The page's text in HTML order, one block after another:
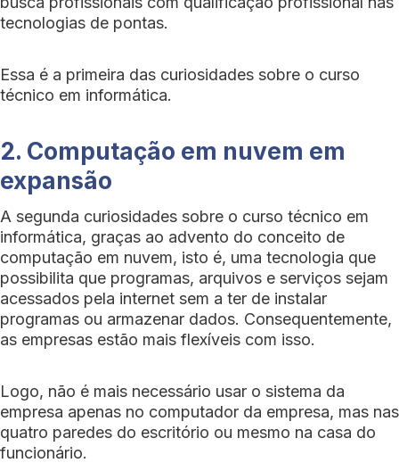
tecnologias de pontas.
Essa é a primeira das curiosidades sobre o curso
técnico em informática.
2. Computação em nuvem em
expansão
A segunda curiosidades sobre o curso técnico em
informática, graças ao advento do conceito de
computação em nuvem, isto é, uma tecnologia que
possibilita que programas, arquivos e serviços sejam
acessados ​​pela internet sem a ter de instalar
programas ou armazenar dados. Consequentemente,
as empresas estão mais flexíveis com isso.
Logo, não é mais necessário usar o sistema da
empresa apenas no computador da empresa, mas nas
quatro paredes do escritório ou mesmo na casa do
funcionário.